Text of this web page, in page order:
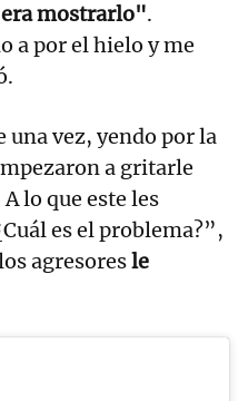
era mostrarlo".
a por el hielo y me
una vez, yendo por la
a gritarle
A lo que este les
es el problema?”,
agresoresle